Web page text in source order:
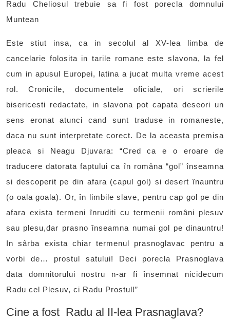
Radu Cheliosul trebuie sa fi fost porecla domnului
Muntean
Este stiut insa, ca in secolul al XV-lea limba de
cancelarie folosita in tarile romane este slavona, la fel
cum in apusul Europei, latina a jucat multa vreme acest
rol. Cronicile, documentele oficiale, ori scrierile
bisericesti redactate, in slavona pot capata deseori un
sens eronat atunci cand sunt traduse in romaneste,
daca nu sunt interpretate corect. De la aceasta premisa
pleaca si Neagu Djuvara: “Cred ca e o eroare de
traducere datorata faptului ca în româna “gol” înseamna
si descoperit pe din afara (capul gol) si desert înauntru
(o oala goala). Or, în limbile slave, pentru cap gol pe din
afara exista termeni înruditi cu termenii români plesuv
sau plesu,dar prasno înseamna numai gol pe dinauntru!
In sârba exista chiar termenul prasnoglavac pentru a
vorbi de… prostul satului! Deci porecla Prasnoglava
data domnitorului nostru n-ar fi însemnat nicidecum
Radu cel Plesuv, ci Radu Prostul!”
Cine a fost Radu al II-lea Prasnaglava?